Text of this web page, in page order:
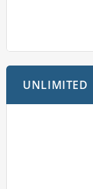
UNLIMITED